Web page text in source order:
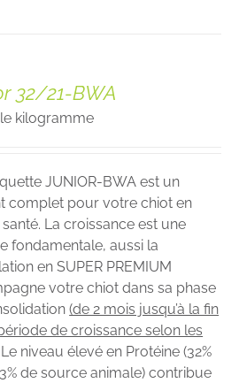
32/21-BWA
le kilogramme
JUNIOR-BWA est un
complet pour votre chiot en
La croissance est une
fondamentale, aussi la
en SUPER PREMIUM
votre chiot dans sa phase
(de 2 mois jusqu’à la fin
de croissance selon les
Le niveau élevé en Protéine (32%
de source animale) contribue